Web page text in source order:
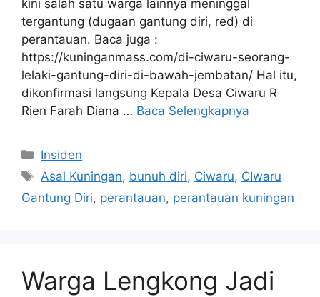
kini salah satu warga lainnya meninggal
tergantung (dugaan gantung diri, red) di
perantauan. Baca juga :
https://kuninganmass.com/di-ciwaru-seorang-
lelaki-gantung-diri-di-bawah-jembatan/ Hal itu,
dikonfirmasi langsung Kepala Desa Ciwaru R
Rien Farah Diana … Baca Selengkapnya
Kategori
Insiden
Tag
Asal Kuningan, bunuh diri, Ciwaru, CIwaru
Gantung Diri, perantauan, perantauan kuningan
Warga Lengkong Jadi